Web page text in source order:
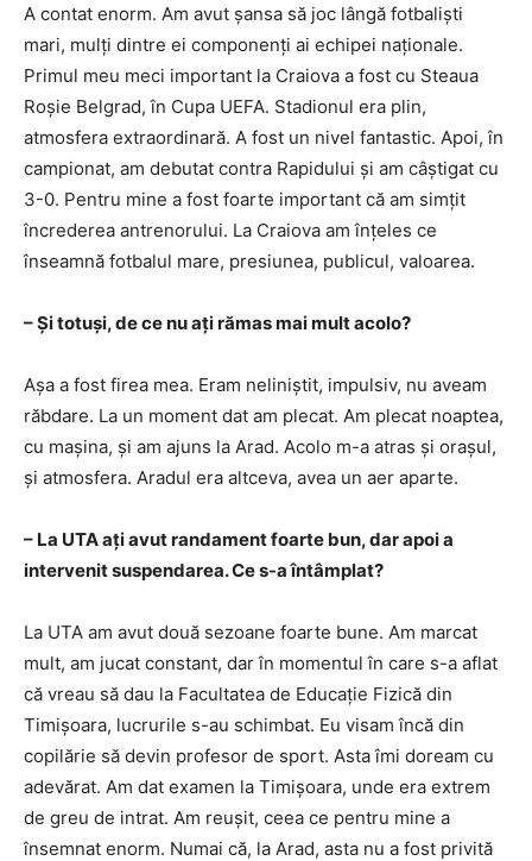
A contat enorm. Am avut șansa să joc lângă fotbaliști
mari, mulți dintre ei componenți ai echipei naționale.
Primul meu meci important la Craiova a fost cu Steaua
Roșie Belgrad, în Cupa UEFA. Stadionul era plin,
atmosfera extraordinară. A fost un nivel fantastic. Apoi, în
campionat, am debutat contra Rapidului și am câștigat cu
3-0. Pentru mine a fost foarte important că am simțit
încrederea antrenorului. La Craiova am înțeles ce
înseamnă fotbalul mare, presiunea, publicul, valoarea.
– Și totuși, de ce nu ați rămas mai mult acolo?
Așa a fost firea mea. Eram neliniștit, impulsiv, nu aveam
răbdare. La un moment dat am plecat. Am plecat noaptea,
cu mașina, și am ajuns la Arad. Acolo m-a atras și orașul,
și atmosfera. Aradul era altceva, avea un aer aparte.
– La UTA ați avut randament foarte bun, dar apoi a
intervenit suspendarea. Ce s-a întâmplat?
La UTA am avut două sezoane foarte bune. Am marcat
mult, am jucat constant, dar în momentul în care s-a aflat
că vreau să dau la Facultatea de Educație Fizică din
Timișoara, lucrurile s-au schimbat. Eu visam încă din
copilărie să devin profesor de sport. Asta îmi doream cu
adevărat. Am dat examen la Timișoara, unde era extrem
de greu de intrat. Am reușit, ceea ce pentru mine a
însemnat enorm. Numai că, la Arad, asta nu a fost privită